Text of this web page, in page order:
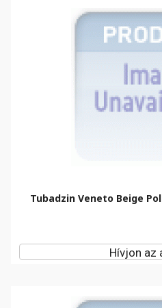
Tubadzin Veneto Beige
Hívjon az